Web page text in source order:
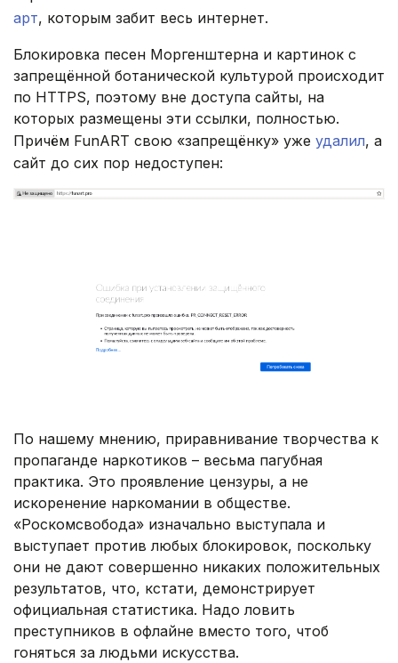
арт, которым забит весь интернет.
Блокировка песен Моргенштерна и картинок с
запрещённой ботанической культурой происходит
по HTTPS, поэтому вне доступа сайты, на
которых размещены эти ссылки, полностью.
Причём FunART свою «запрещёнку» уже удалил, а
сайт до сих пор недоступен:
По нашему мнению, приравнивание творчества к
пропаганде наркотиков – весьма пагубная
практика. Это проявление цензуры, а не
искоренение наркомании в обществе.
«Роскомсвобода» изначально выступала и
выступает против любых блокировок, поскольку
они не дают совершенно никаких положительных
результатов, что, кстати, демонстрирует
официальная статистика. Надо ловить
преступников в офлайне вместо того, чтоб
гоняться за людьми искусства.